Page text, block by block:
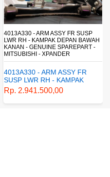
4162A413 - SHOCK ABSORBER RR
SUSP - SUSPENSI BELAKANG -
SHOCKBREAKER BELAKANG -
GENUINE SPAREPART -
MITSUBISHI - XPANDER
4162A413 - SHOCK
ABSORBER RR SUSP -
SUSPENSI BELAKANG -
SHOCKBREAKER BELAKANG
Rp. 1.198.800,00